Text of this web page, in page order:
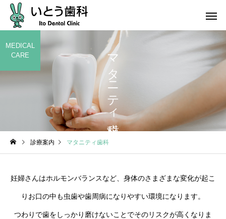
マタニティ歯科
MEDICAL
CARE
診療案内 マタニティ歯科
妊婦さんはホルモンバランスなど、身体のさまざまな変化が起こ
りお口の中も虫歯や歯周病になりやすい環境になります。
つわりで歯をしっかり磨けないことでそのリスクが高くなりま